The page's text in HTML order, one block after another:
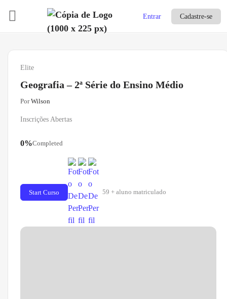
Entrar Cadastre-se
Elite
Geografia – 2ª Série do Ensino Médio
PorWilson
Inscrições Abertas
0%Completed
Start Curso 59 + aluno matriculado